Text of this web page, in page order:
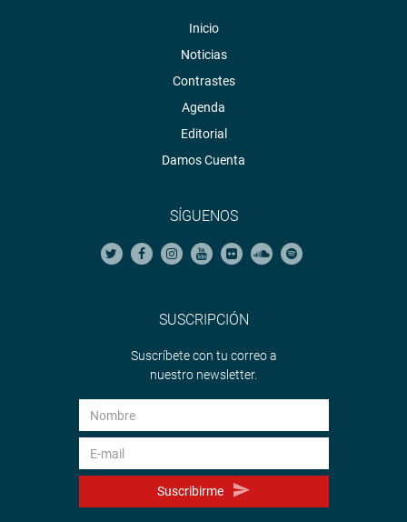
Inicio
Noticias
Contrastes
Agenda
Editorial
Damos Cuenta
SÍGUENOS
SUSCRIPCIÓN
Suscríbete con tu correo a
nuestro newsletter.
Suscribirme